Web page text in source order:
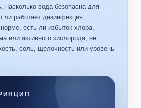
насколько вода безопасна для
ли работает дезинфекция,
есть ли избыток хлора,
или активного кислорода, не
соль, щелочность или уровень